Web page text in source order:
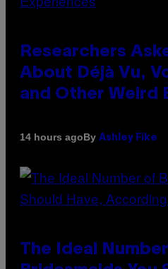
Researchers
About Déjà Vu,
and Other Weird
14 hours agoBy Ashley Fike
The Ideal